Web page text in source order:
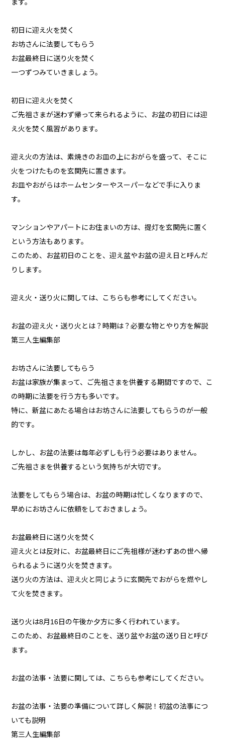
ます。
初日に迎え火を焚く
お坊さんに法要してもらう
お盆最終日に送り火を焚く
一つずつみていきましょう。
初日に迎え火を焚く
ご先祖さまが迷わず帰って来られるように、お盆の初日には迎
え火を焚く風習があります。
迎え火の方法は、素焼きのお皿の上におがらを盛って、そこに
火をつけたものを玄関先に置きます。
お皿やおがらはホームセンターやスーパーなどで手に入りま
す。
マンションやアパートにお住まいの方は、提灯を玄関先に置く
という方法もあります。
このため、お盆初日のことを、迎え盆やお盆の迎え日と呼んだ
りします。
迎え火・送り火に関しては、こちらも参考にしてください。
お盆の迎え火・送り火とは？時期は？必要な物とやり方を解説
第三人生編集部
お坊さんに法要してもらう
お盆は家族が集まって、ご先祖さまを供養する期間ですので、こ
の時期に法要を行う方も多いです。
特に、新盆にあたる場合はお坊さんに法要してもらうのが一般
的です。
しかし、お盆の法要は毎年必ずしも行う必要はありません。
ご先祖さまを供養するという気持ちが大切です。
法要をしてもらう場合は、お盆の時期は忙しくなりますので、
早めにお坊さんに依頼をしておきましょう。
お盆最終日に送り火を焚く
迎え火とは反対に、お盆最終日にご先祖様が迷わずあの世へ帰
られるように送り火を焚きます。
送り火の方法は、迎え火と同じように玄関先でおがらを燃やし
て火を焚きます。
送り火は8月16日の午後か夕方に多く行われています。
このため、お盆最終日のことを、送り盆やお盆の送り日と呼び
ます。
お盆の法事・法要に関しては、こちらも参考にしてください。
お盆の法事・法要の準備について詳しく解説！初盆の法事につ
いても説明
第三人生編集部